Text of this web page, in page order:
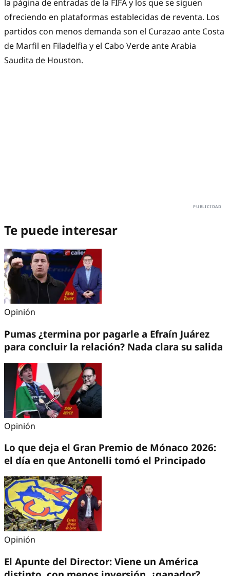
la página de entradas de la FIFA y los que se siguen
ofreciendo en plataformas establecidas de reventa. Los
partidos con menos demanda son el Curazao ante Costa
de Marfil en Filadelfia y el Cabo Verde ante Arabia
Saudita de Houston.
Te puede interesar
Opinión
Pumas ¿termina por pagarle a Efraín Juárez
para concluir la relación? Nada clara su salida
Opinión
Lo que deja el Gran Premio de Mónaco 2026:
el día en que Antonelli tomó el Principado
Opinión
El Apunte del Director: Viene un América